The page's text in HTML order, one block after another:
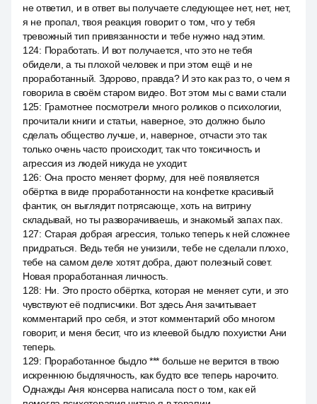
не ответил, и в ответ вы получаете следующее нет, нет, нет,
я не пропал, твоя реакция говорит о том, что у тебя
тревожный тип привязанности и тебе нужно над этим.
124: Поработать. И вот получается, что это не тебя
обидели, а ты плохой человек и при этом ещё и не
проработанный. Здорово, правда? И это как раз то, о чем я
говорила в своём старом видео. Вот этом мы с вами стали
125: Грамотнее посмотрели много роликов о психологии,
прочитали книги и статьи, наверное, это должно было
сделать общество лучше, и, наверное, отчасти это так
только очень часто происходит, так что токсичность и
агрессия из людей никуда не уходит.
126: Она просто меняет форму, для неё появляется
обёртка в виде проработанности на конфетке красивый
фантик, он выглядит потрясающе, хоть на витрину
складывай, но ты разворачиваешь, и знакомый запах пах.
127: Старая добрая агрессия, только теперь к ней сложнее
придраться. Ведь тебя не унизили, тебе не сделали плохо,
тебе на самом деле хотят добра, дают полезный совет.
Новая проработанная личность.
128: Ни. Это просто обёртка, которая не меняет сути, и это
чувствуют её подписчики. Вот здесь Аня зачитывает
комментарий про себя, и этот комментарий обо многом
говорит, и меня бесит, что из клеевой быдло похуистки Ани
теперь.
129: Проработанное быдло *** больше не верится в твою
искреннюю быдлячность, как будто все теперь нарочито.
Однажды Аня консерва написала пост о том, как ей